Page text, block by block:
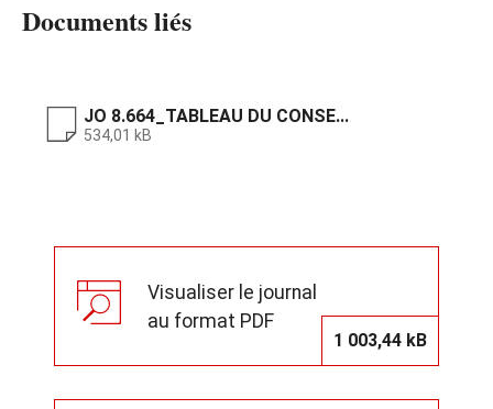
Documents liés
JO 8.664_TABLEAU DU CONSE...
534,01 kB
Visualiser le journal
au format PDF
1 003,44 kB